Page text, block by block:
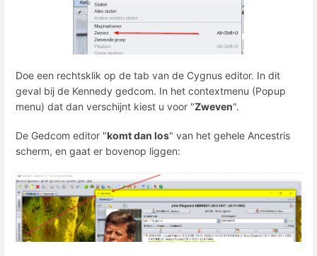
Doe een rechtsklik op de tab van de Cygnus editor. In dit
geval bij de Kennedy gedcom. In het contextmenu (Popup
menu) dat dan verschijnt kiest u voor "Zweven".
De Gedcom editor "komt dan los" van het gehele Ancestris
scherm, en gaat er bovenop liggen: